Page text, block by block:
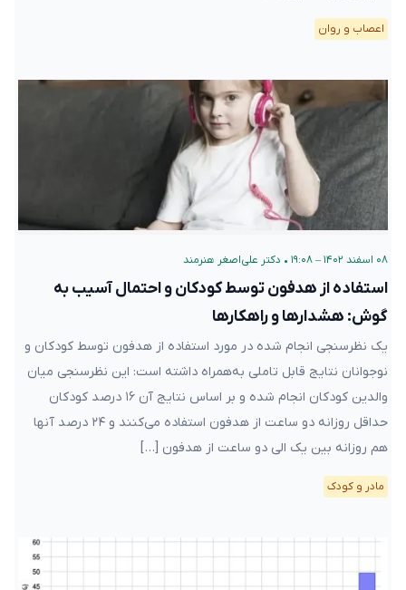
اعصاب و روان
۰۸ اسفند ۱۴۰۲ – ۱۹:۰۸ • دکتر علی‌اصغر هنرمند
استفاده از هدفون توسط کودکان و احتمال آسیب به
گوش: هشدارها و راهکارها
یک نظرسنجی انجام شده در مورد استفاده از هدفون توسط کودکان و
نوجوانان نتایج قابل تاملی به‌همراه داشته است: این نظرسنجی میان
والدین کودکان انجام شده و بر اساس نتایج آن ۱۶ درصد کودکان
حداقل روزانه دو ساعت از هدفون استفاده می‌کنند و ۲۴ درصد آنها
هم روزانه بین یک الی دو ساعت از هدفون […]
مادر و کودک